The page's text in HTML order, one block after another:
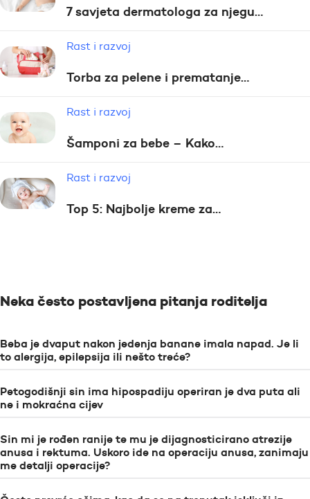
7 savjeta dermatologa za njegu…
Rast i razvoj
Torba za pelene i prematanje…
Rast i razvoj
Šamponi za bebe – Kako…
Rast i razvoj
Top 5: Najbolje kreme za…
Neka često postavljena pitanja roditelja
Beba je dvaput nakon jedenja banane imala napad. Je li
to alergija, epilepsija ili nešto treće?
Petogodišnji sin ima hipospadiju operiran je dva puta ali
ne i mokraćna cijev
Sin mi je rođen ranije te mu je dijagnosticirano atrezije
anusa i rektuma. Uskoro ide na operaciju anusa, zanimaju
me detalji operacije?